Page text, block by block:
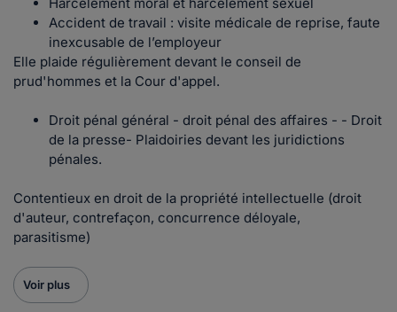
Accident de travail : visite médicale de reprise, faute
inexcusable de l’employeur
Elle plaide régulièrement devant le conseil de
prud'hommes et la Cour d'appel.
Droit pénal général - droit pénal des affaires - - Droit
de la presse- Plaidoiries devant les juridictions
pénales.
Contentieux en droit de la propriété intellectuelle (droit
d'auteur, contrefaçon, concurrence déloyale,
parasitisme)
Voir plus